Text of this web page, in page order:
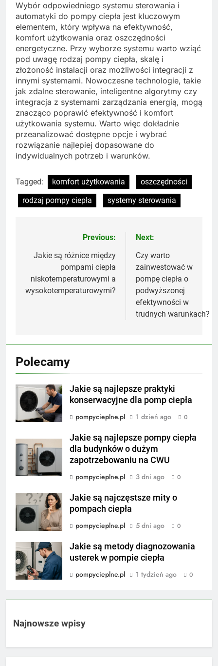
Wybór odpowiedniego systemu sterowania i
automatyki do pompy ciepła jest kluczowym
elementem, który wpływa na efektywność,
komfort użytkowania oraz oszczędności
energetyczne. Przy wyborze systemu warto wziąć
pod uwagę rodzaj pompy ciepła, skalę i
złożoność instalacji oraz możliwości integracji z
innymi systemami. Nowoczesne technologie, takie
jak zdalne sterowanie, inteligentne algorytmy czy
integracja z systemami zarządzania energią, mogą
znacząco poprawić efektywność i komfort
użytkowania systemu. Warto więc dokładnie
przeanalizować dostępne opcje i wybrać
rozwiązanie najlepiej dopasowane do
indywidualnych potrzeb i warunków.
Tagged: komfort użytkowania
oszczędności
rodzaj pompy ciepła
systemy sterowania
wpisu
Previous:
Jakie są różnice między
pompami ciepła
niskotemperaturowymi a
wysokotemperaturowymi?
Next:
Czy warto
zainwestować w
pompę ciepła o
podwyższonej
efektywności w
trudnych warunkach?
Polecamy
Jakie są najlepsze praktyki
konserwacyjne dla pomp ciepła
pompycieplne.pl
1 dzień ago 0
Jakie są najlepsze pompy ciepła
dla budynków o dużym
zapotrzebowaniu na CWU
pompycieplne.pl
3 dni ago 0
Jakie są najczęstsze mity o
pompach ciepła
pompycieplne.pl
5 dni ago 0
Jakie są metody diagnozowania
usterek w pompie ciepła
pompycieplne.pl
1 tydzień ago 0
Najnowsze wpisy